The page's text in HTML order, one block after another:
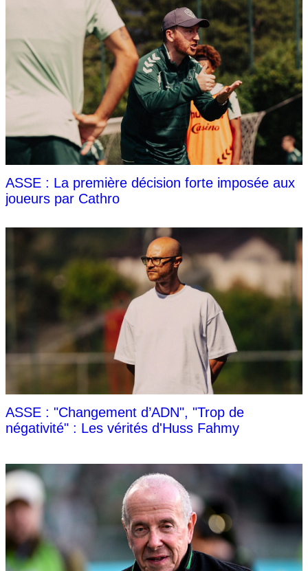
ASSE : La première décision forte imposée aux
joueurs par Cathro
ASSE : "Changement d’ADN", "Trop de
négativité" : Les vérités d'Huss Fahmy